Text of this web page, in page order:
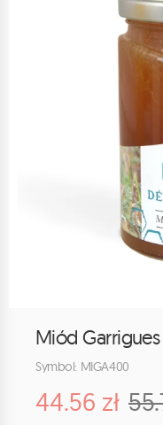
Miód
Symbol: MIGA400
44.56 zł